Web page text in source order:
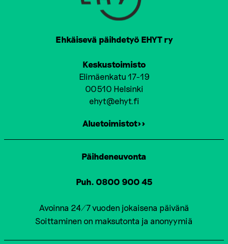
Ehkäisevä päihdetyö EHYT ry
Keskustoimisto
Elimäenkatu 17-19
00510 Helsinki
ehyt@ehyt.fi
Aluetoimistot>>
Päihdeneuvonta
Puh. 0800 900 45
Avoinna 24/7 vuoden jokaisena päivänä
Soittaminen on maksutonta ja anonyymiä